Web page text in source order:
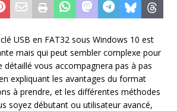
USB en FAT32 sous Windows 10 est
mais qui peut sembler complexe pour
détaillé vous accompagnera pas à pas
expliquant les avantages du format
à prendre, et les différentes méthodes
soyez débutant ou utilisateur avancé,